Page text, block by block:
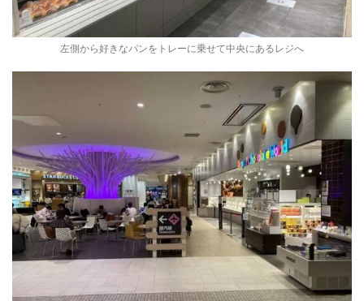
左側から好きなパンをトレーに乗せて中央にあるレジへ